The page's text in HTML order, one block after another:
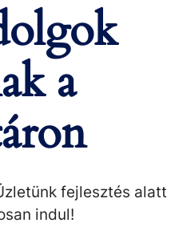
a
fejlesztés alatt
indul!